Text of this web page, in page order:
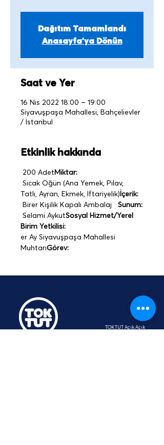
Dağıtım Tamamlandı
Anasayfa'ya Dönün
Saat ve Yer
16 Nis 2022 18:00 – 19:00
Siyavuşpaşa Mahallesi, Bahçelievler
/ İstanbul
Etkinlik hakkında
200 Adet Miktar:
Tatlı, Ayran, Ekmek, İftariyelik) İçerik:
Birer Kişilik Kapalı Ambalaj Sunum:
Selami AykutSosyal Hizmet/Yerel
Birim Yetkilisi:
er Ay Siyavuşpaşa Mahallesi
MuhtarıGörev:
TOKTUT Açık Açık